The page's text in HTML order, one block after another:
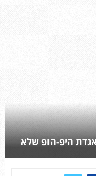
היפ-הופ שלא